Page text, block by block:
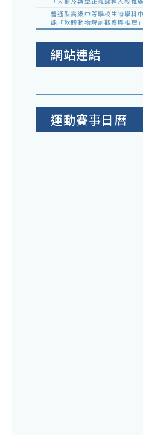
普通型高級中等學校生物學科
課「軟體動物解剖觀察與推理
網站連結
運動賽事日曆